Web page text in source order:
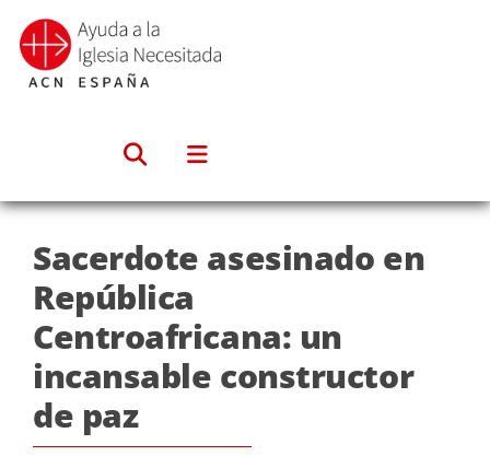
Saltar
contenido
Sacerdote asesinado en
República
Centroafricana: un
incansable constructor
de paz